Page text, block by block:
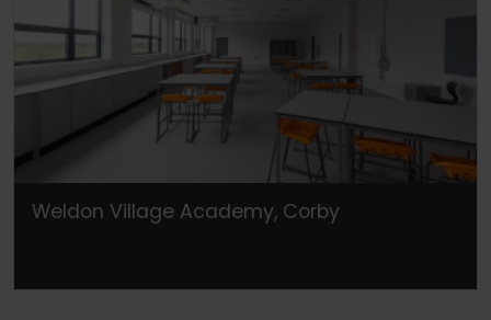
Weldon Village Academy, Corby